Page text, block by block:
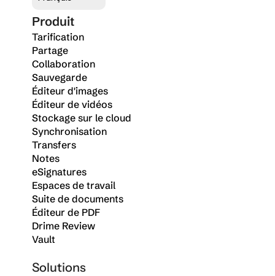
Produit
Tarification
Partage
Collaboration
Sauvegarde
Éditeur d'images
Éditeur de vidéos
Stockage sur le cloud
Synchronisation
Transfers
Notes
eSignatures
Espaces de travail
Suite de documents
Éditeur de PDF
Drime Review
Vault
Solutions